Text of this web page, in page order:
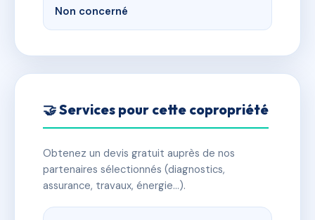
Non concerné
🤝 Services pour cette copropriété
Obtenez un devis gratuit auprès de nos
partenaires sélectionnés (diagnostics,
assurance, travaux, énergie…).